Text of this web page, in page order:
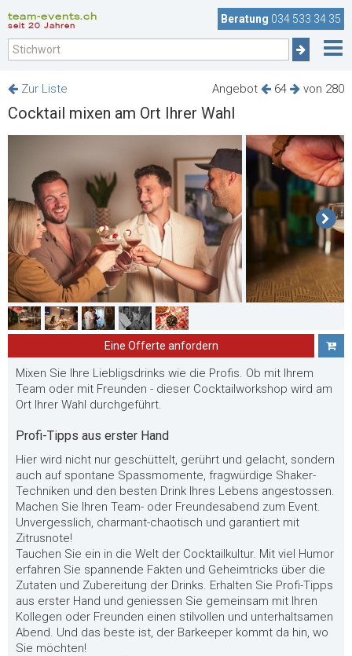
team-events.ch
seit 20 Jahren
Beratung 034 533 34 35
Angebot 64 von 280
Zur Liste
Cocktail mixen am Ort Ihrer Wahl
Eine Offerte anfordern
Mixen Sie Ihre Liebligsdrinks wie die Profis. Ob mit Ihrem
Team oder mit Freunden - dieser Cocktailworkshop wird am
Ort Ihrer Wahl durchgeführt.
Profi-Tipps aus erster Hand
Hier wird nicht nur geschüttelt, gerührt und gelacht, sondern
auch auf spontane Spassmomente, fragwürdige Shaker-
Techniken und den besten Drink Ihres Lebens angestossen.
Machen Sie Ihren Team- oder Freundesabend zum Event.
Unvergesslich, charmant-chaotisch und garantiert mit
Zitrusnote!
Tauchen Sie ein in die Welt der Cocktailkultur. Mit viel Humor
erfahren Sie spannende Fakten und Geheimtricks über die
Zutaten und Zubereitung der Drinks. Erhalten Sie Profi-Tipps
aus erster Hand und geniessen Sie gemeinsam mit Ihren
Kollegen oder Freunden einen stilvollen und unterhaltsamen
Abend. Und das beste ist, der Barkeeper kommt da hin, wo
Sie möchten!